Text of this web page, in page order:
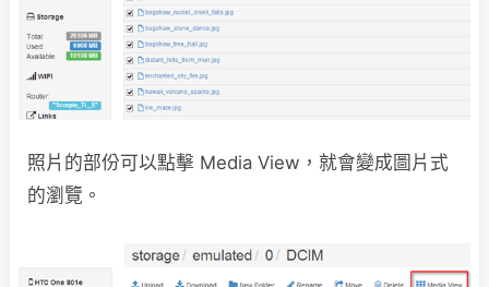
照片的部份可以點擊 Media View，就會變成圖片式
的瀏覽。